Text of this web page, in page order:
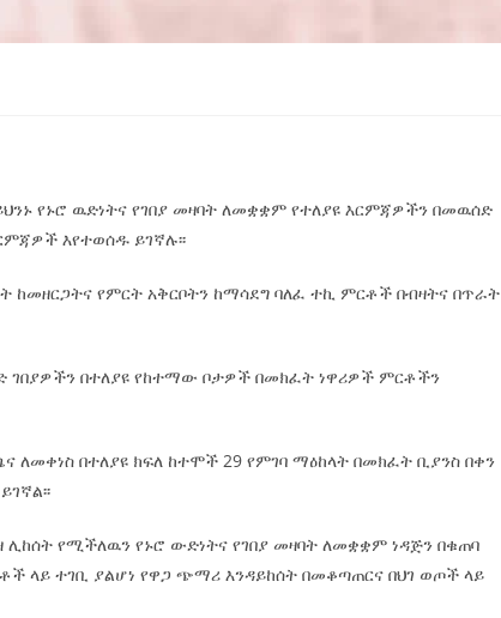
የኑሮ ዉድነትና የገበያ መዛባት ለመቋቋም የተለያዩ እርምጃዎችን በመዉሰድ
እየተወሰዱ ይገኛሉ፡፡
ከመዘርጋትና የምርት አቅርቦትን ከማሳደግ ባለፈ ተኪ ምርቶች በብዛትና በጥራት
ገበያዎችን በተለያዩ የከተማው ቦታዎች በመክፈት ነዋሪዎች ምርቶችን
በተለያዩ ክፍለ ከተሞች 29 የምገባ ማዕከላት በመክፈት ቢያንስ በቀን
የሚችለዉን የኑሮ ውድነትና የገበያ መዛባት ለመቋቋም ነዳጅን በቁጠባ
ላይ ተገቢ ያልሆነ የዋጋ ጭማሪ እንዳይከሰት በመቆጣጠርና በህገ ወጦች ላይ